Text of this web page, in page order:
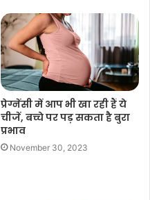
प्रेग्नेंसी में आप भी खा रही हैं ये
चीजें, बच्चे पर पड़ सकता है बुरा
प्रभाव
November 30, 2023